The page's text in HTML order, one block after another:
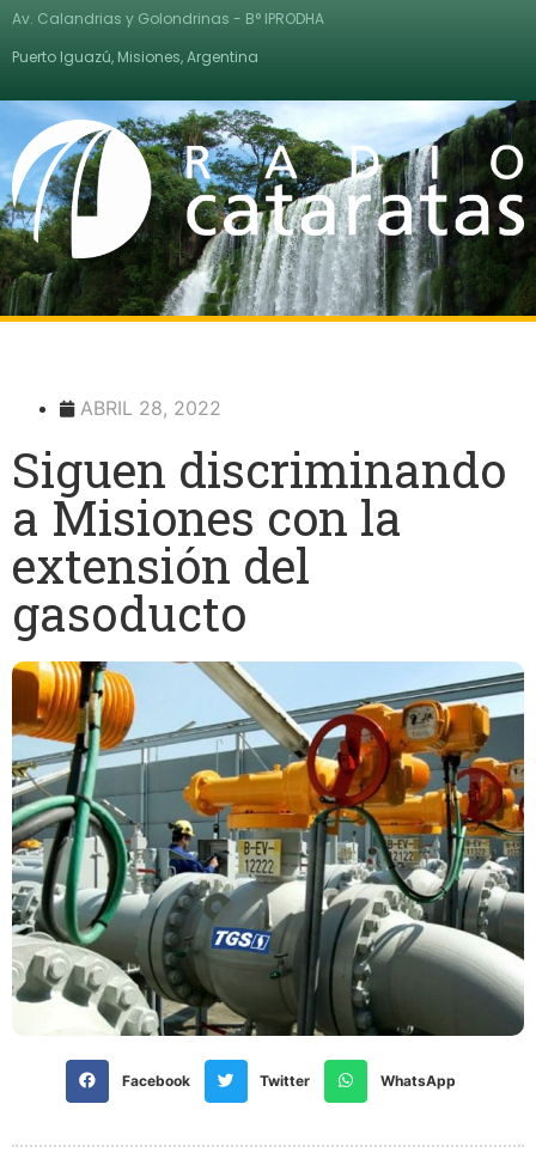
Av. Calandrias y Golondrinas - B° IPRODHA
Puerto Iguazú, Misiones, Argentina
ABRIL 28, 2022
Siguen discriminando
a Misiones con la
extensión del
gasoducto
Facebook Twitter WhatsApp